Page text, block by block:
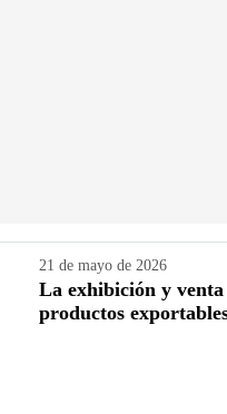
21 de mayo de 2026
La exhibición y venta
productos